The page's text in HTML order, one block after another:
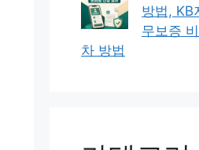
방법, KB
무보증
차 방법